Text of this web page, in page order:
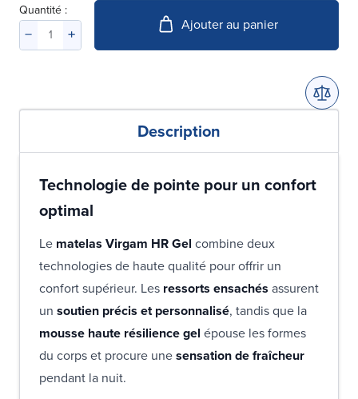
Quantité :
Ajouter au panier
Description
Technologie de pointe pour un confort
optimal
Le matelas Virgam HR Gel combine deux
technologies de haute qualité pour offrir un
confort supérieur. Les ressorts ensachés assurent
un soutien précis et personnalisé, tandis que la
mousse haute résilience gel épouse les formes
du corps et procure unesensation de fraîcheur
pendant la nuit.